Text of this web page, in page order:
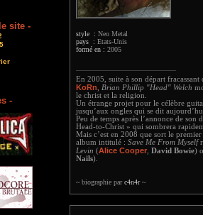
site -
-
style : Neo Metal
pays : Etats-Unis
formé en : 2005
En 2005, suite à son départ
KoRn Brian Phillip "Head" Welch
le christ et la religion.
Un étrange projet pour le célèbre
jusqu’aux ongles qui se dit
Peu de temps après l’annonce de son
Head-to-Christ » qui sombrera
Mais c’est en 2008 que sort le
album intitulé : Save Me From Myself
Levin (Alice Cooper David Bowie)
Nails).
~ biographie parc4n4r~